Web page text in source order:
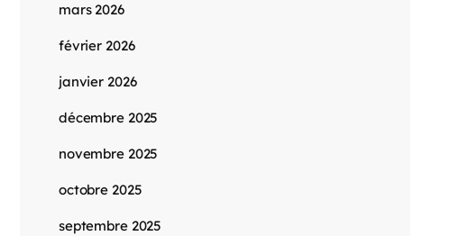
mars 2026
février 2026
janvier 2026
décembre 2025
novembre 2025
octobre 2025
septembre 2025